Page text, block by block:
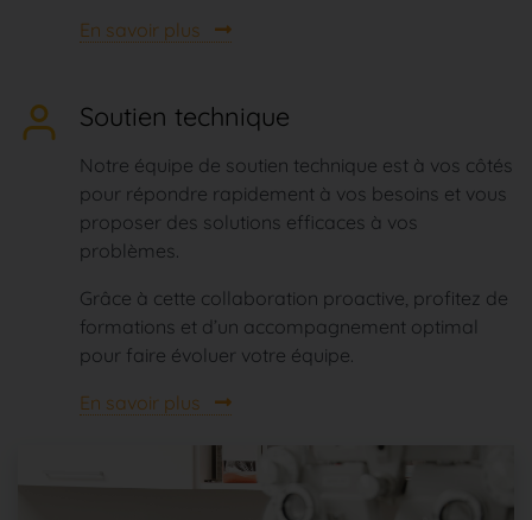
En savoir plus
Soutien technique
Notre équipe de soutien technique est à vos côtés
pour répondre rapidement à vos besoins et vous
proposer des solutions efficaces à vos
problèmes.
Grâce à cette collaboration proactive, profitez de
formations et d’un accompagnement optimal
pour faire évoluer votre équipe.
En savoir plus